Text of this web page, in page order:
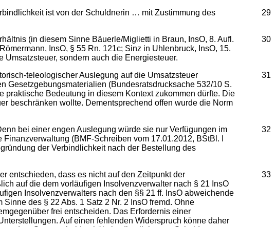
29
ist von der Schuldnerin … mit Zustimmung des
30
(in diesem Sinne Bäuerle/Miglietti in Braun, InsO, 8. Aufl.
InsO, § 55 Rn. 121c; Sinz in Uhlenbruck, InsO, 15.
Umsatzsteuer, sondern auch die Energiesteuer.
31
teleologischer Auslegung auf die Umsatzsteuer
Gesetzgebungsmaterialien (Bundesratsdrucksache 532/10 S.
praktische Bedeutung in diesem Kontext zukommen dürfte. Die
beschränken wollte. Dementsprechend offen wurde die Norm
32
bei einer engen Auslegung würde sie nur Verfügungen im
(BMF-Schreiben vom 17.01.2012, BStBl. I
der Verbindlichkeit nach der Bestellung des
33
entschieden, dass es nicht auf den Zeitpunkt der
auf die dem vorläufigen Insolvenzverwalter nach § 21 InsO
Insolvenzverwalters nach den §§ 21 ff. InsO abweichende
des § 22 Abs. 1 Satz 2 Nr. 2 InsO fremd. Ohne
frei entscheiden. Das Erfordernis einer
Auf einen fehlenden Widerspruch könne daher